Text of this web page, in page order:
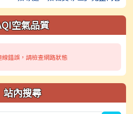
空氣品質
錯誤，請檢查網路狀態
站內搜尋